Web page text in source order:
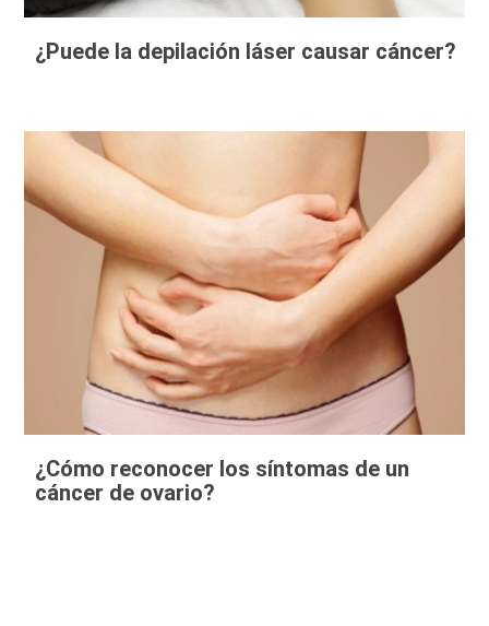
¿Puede la depilación láser causar cáncer?
¿Cómo reconocer los síntomas de un
cáncer de ovario?